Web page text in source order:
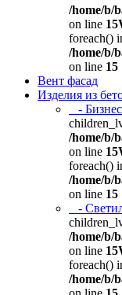
/home/b/
on line 15
foreach()
/home/b/
on line 15
Вент фасад
Изделия из
-
/home/b/
on line 15
foreach()
/home/b/
on line 15
-
/home/b/
on line 15
foreach()
/home/b/